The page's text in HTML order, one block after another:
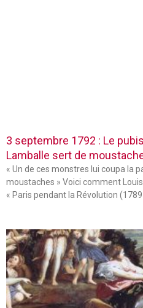
3 septembre 1792 : Le
Lamballe sert de
« Un de ces monstres lui coupa la
moustaches » Voici comment
« Paris pendant la Révolution